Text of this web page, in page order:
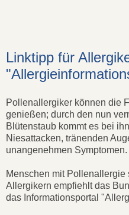
Linktipp für
Pollenallergiker können die
genießen; durch den nun
Blütenstaub kommt es bei
Niesattacken, tränenden
unangenehmen Symptomen.
Menschen mit
Allergikern empfiehlt das
das Informationsportal